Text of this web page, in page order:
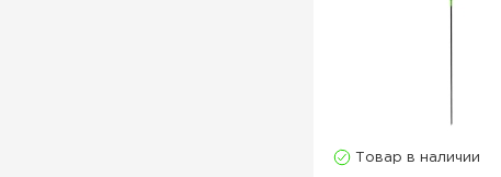
Товар в наличии